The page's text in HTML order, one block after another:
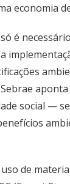
economia
é
social —
de